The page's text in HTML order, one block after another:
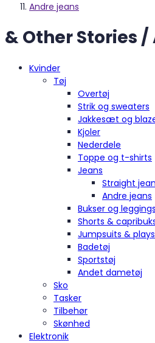
Andre jeans
& Other Stories
Kvinder
Tøj
Overtøj
Strik og sweaters
Jakkesæt og
Kjoler
Nederdele
Toppe og t-shirts
Jeans
Straight
Andre jeans
Bukser og leggings
Shorts &
Jumpsuits &
Badetøj
Sportstøj
Andet dametøj
Sko
Tasker
Tilbehør
Skønhed
Elektronik